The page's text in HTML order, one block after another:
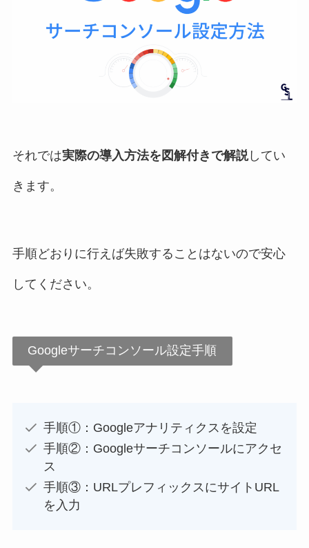
それでは実際の導入方法を図解付きで解説してい
きます。
手順どおりに行えば失敗することはないので安心
してください。
Googleサーチコンソール設定手順
手順①：Googleアナリティクスを設定
手順②：Googleサーチコンソールにアクセ
ス
手順③：URLプレフィックスにサイトURL
を入力